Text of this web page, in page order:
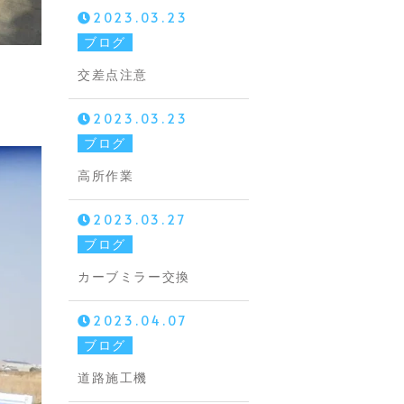
2023.03.23
ブログ
交差点注意
2023.03.23
ブログ
高所作業
2023.03.27
ブログ
カーブミラー交換
2023.04.07
ブログ
道路施工機